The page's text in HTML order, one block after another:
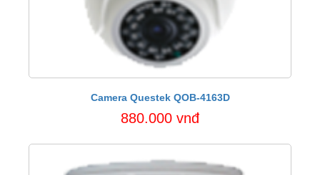
Camera Questek QOB-4163D
880.000 vnđ